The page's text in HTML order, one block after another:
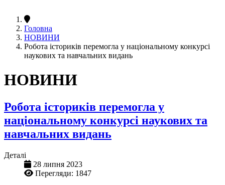
Головна
НОВИНИ
Робота істориків перемогла у національному конкурсі
наукових та навчальних видань
НОВИНИ
Робота істориків перемогла у
національному конкурсі наукових та
навчальних видань
Деталі
28 липня 2023
Перегляди: 1847